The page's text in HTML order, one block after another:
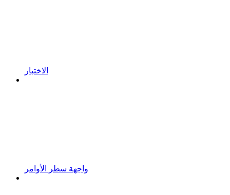
الاختبار
واجهة سطر الأوامر